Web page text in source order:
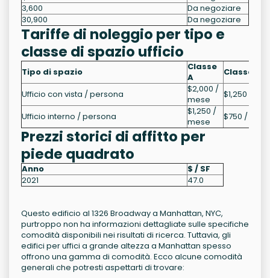
3,600
Da negoziare
30,900
Da negoziare
Tariffe di noleggio per tipo e
classe di spazio ufficio
Tipo di spazio
Classe
A
Classe B
Ufficio con vista / persona
$2,000 /
mese
$1,250 /
Ufficio interno / persona
$1,250 /
mese
$750 /
Prezzi storici di affitto per
piede quadrato
Anno
$ / SF
2021
47.0
Questo edificio al 1326 Broadway a Manhattan, NYC,
purtroppo non ha informazioni dettagliate sulle specifiche
comodità disponibili nei risultati di ricerca. Tuttavia, gli
edifici per uffici a grande altezza a Manhattan spesso
offrono una gamma di comodità. Ecco alcune comodità
generali che potresti aspettarti di trovare: